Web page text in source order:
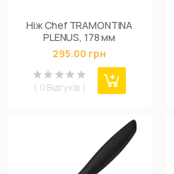
Ніж Chef TRAMONTINA
PLENUS, 178 мм
295.00 грн
( 0 Відгуків )